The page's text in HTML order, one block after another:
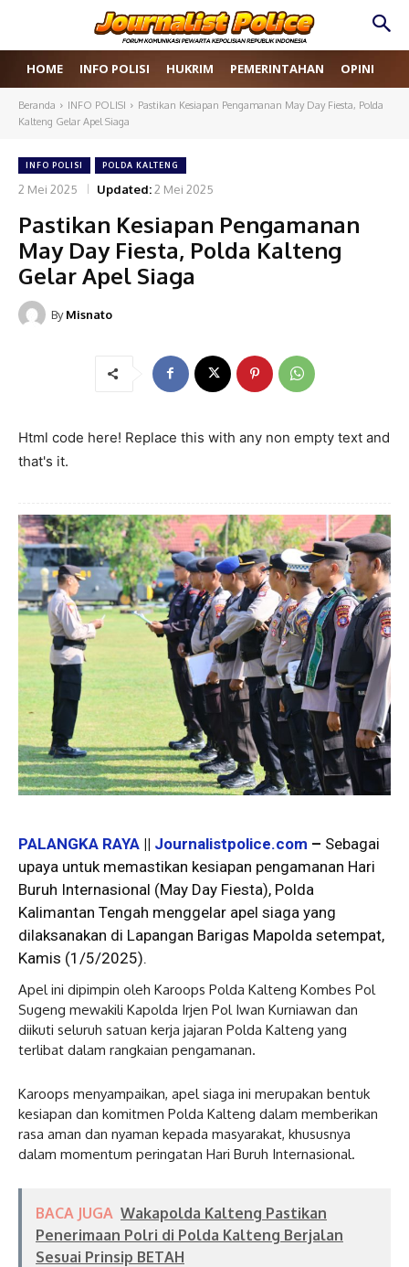
HOME INFO POLISI HUKRIM PEMERINTAHAN OPINI
Beranda INFO POLISI
Pastikan Kesiapan Pengamanan May Day Fiesta, Polda
Kalteng Gelar Apel Siaga
INFO POLISI POLDA KALTENG
2 Mei 2025 Updated:2 Mei 2025
Pastikan Kesiapan Pengamanan
May Day Fiesta, Polda Kalteng
Gelar Apel Siaga
By Misnato
Html code here! Replace this with any non empty text and
that's it.
PALANGKA RAYA || Journalistpolice.com – Sebagai
upaya untuk memastikan kesiapan pengamanan Hari
Buruh Internasional (May Day Fiesta), Polda
Kalimantan Tengah menggelar apel siaga yang
dilaksanakan di Lapangan Barigas Mapolda setempat,
Kamis (1/5/2025).
Apel ini dipimpin oleh Karoops Polda Kalteng Kombes Pol
Sugeng mewakili Kapolda Irjen Pol Iwan Kurniawan dan
diikuti seluruh satuan kerja jajaran Polda Kalteng yang
terlibat dalam rangkaian pengamanan.
Karoops menyampaikan, apel siaga ini merupakan bentuk
kesiapan dan komitmen Polda Kalteng dalam memberikan
rasa aman dan nyaman kepada masyarakat, khususnya
dalam momentum peringatan Hari Buruh Internasional.
BACA JUGA Wakapolda Kalteng Pastikan
Penerimaan Polri di Polda Kalteng Berjalan
Sesuai Prinsip BETAH